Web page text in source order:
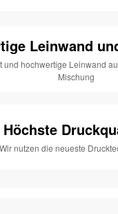
Leinwand
und hochwertige Leinwand
Mischung
Höchste
Wir nutzen die neueste